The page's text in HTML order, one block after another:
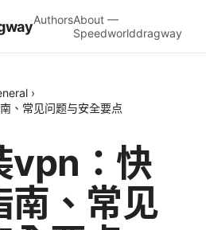
AuthorsAbout —
Speedworlddragway
›
、常见问题与安全要点
vpn：快
南、常见